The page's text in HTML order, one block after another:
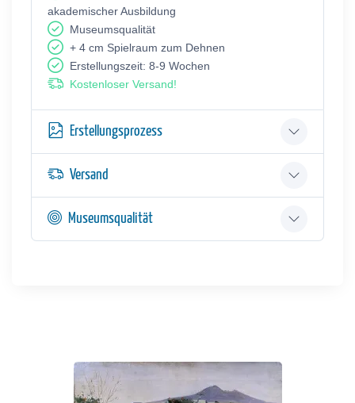
akademischer Ausbildung
Museumsqualität
+ 4 cm Spielraum zum Dehnen
Erstellungszeit: 8-9 Wochen
Kostenloser Versand!
Erstellungsprozess
Versand
Museumsqualität